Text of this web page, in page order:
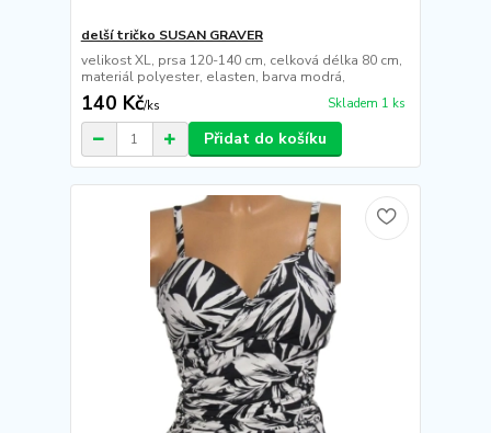
delší tričko SUSAN GRAVER
velikost XL, prsa 120-140 cm, celková délka 80 cm,
materiál polyester, elasten, barva modrá,
140 Kč/ks Skladem 1 ks
Přidat do košíku